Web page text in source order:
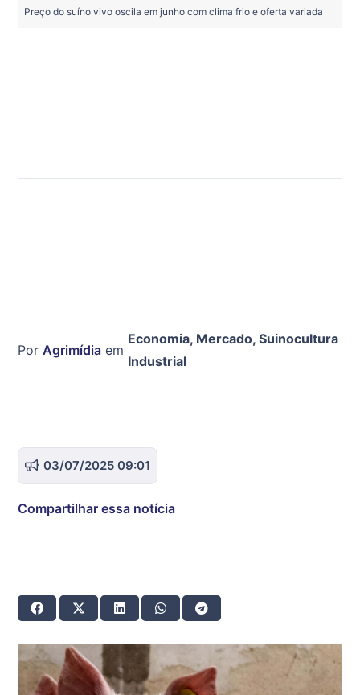
Preço do suíno vivo oscila em junho com clima frio e oferta variada
Por Agrimídia em
Economia, Mercado, Suinocultura
Industrial
03/07/2025 09:01
Compartilhar essa notícia